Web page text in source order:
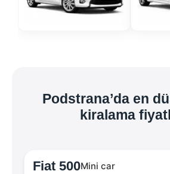
Podstrana’da en
kiralama
Fiat 500Mini car